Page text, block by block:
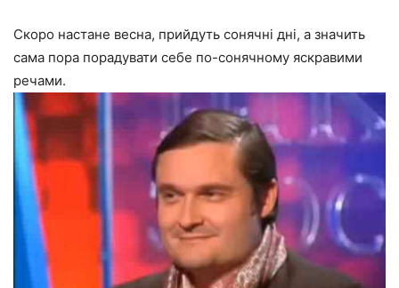
Скоро настане весна, прийдуть сонячні дні, а значить
сама пора порадувати себе по-сонячному яскравими
речами.